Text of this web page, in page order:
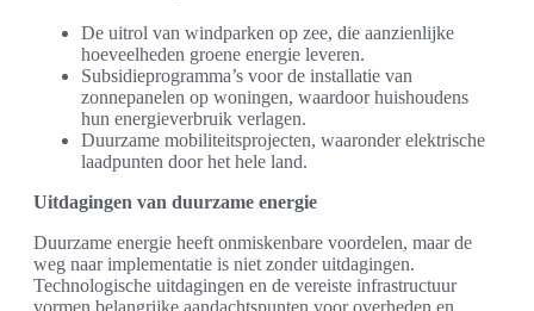
De uitrol van windparken op zee, die aanzienlijke
hoeveelheden groene energie leveren.
Subsidieprogramma’s voor de installatie van
zonnepanelen op woningen, waardoor huishoudens
hun energieverbruik verlagen.
Duurzame mobiliteitsprojecten, waaronder elektrische
laadpunten door het hele land.
Uitdagingen van duurzame energie
Duurzame energie heeft onmiskenbare voordelen, maar de
weg naar implementatie is niet zonder uitdagingen.
Technologische uitdagingen en de vereiste infrastructuur